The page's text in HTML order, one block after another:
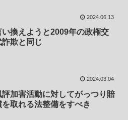
2024.06.13
い換えようと2009年の政権交
詐欺と同じ
2024.03.04
評加害活動に対してがっつり賠
を取れる法整備をすべき